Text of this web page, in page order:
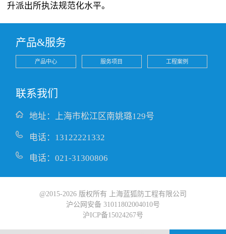
升派出所执法规范化水平。
产品&服务
产品中心 服务项目 工程案例
联系我们
地址：上海市松江区南姚璐129号
电话：13122221332
电话：021-31300806
@2015-2026 版权所有 上海蓝狐防工程有限公司
沪公网安备 31011802004010号
沪ICP备15024267号